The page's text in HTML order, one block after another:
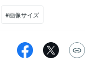
#画像サイズ